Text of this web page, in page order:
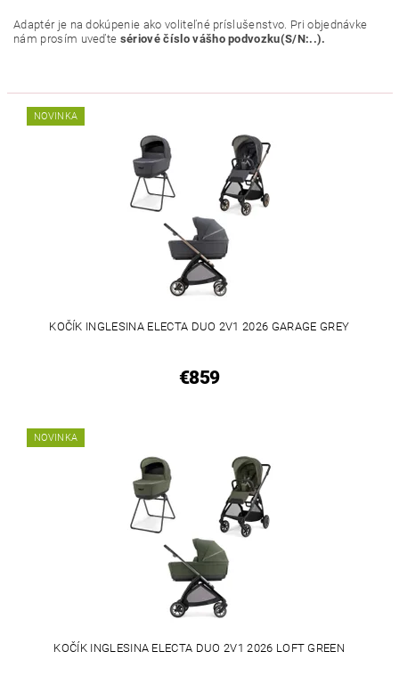
Adaptér je na dokúpenie ako voliteľné príslušenstvo. Pri objednávke
nám prosím uveďte sériové číslo vášho podvozku(S/N:..).
NOVINKA
KOČÍK INGLESINA ELECTA DUO 2V1 2026 GARAGE GREY
€859
NOVINKA
KOČÍK INGLESINA ELECTA DUO 2V1 2026 LOFT GREEN